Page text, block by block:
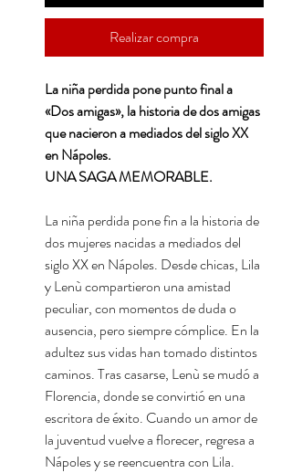
Realizar compra
La niña perdida pone punto final a
«Dos amigas», la historia de dos amigas
que nacieron a mediados del siglo XX
en Nápoles.
UNA SAGA MEMORABLE.
La niña perdida pone fin a la historia de
dos mujeres nacidas a mediados del
siglo XX en Nápoles. Desde chicas, Lila
y Lenù compartieron una amistad
peculiar, con momentos de duda o
ausencia, pero siempre cómplice. En la
adultez sus vidas han tomado distintos
caminos. Tras casarse, Lenù se mudó a
Florencia, donde se convirtió en una
escritora de éxito. Cuando un amor de
la juventud vuelve a florecer, regresa a
Nápoles y se reencuentra con Lila.